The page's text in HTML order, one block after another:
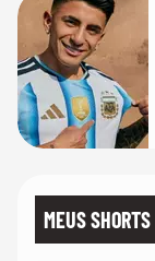
MEUS SHORTS